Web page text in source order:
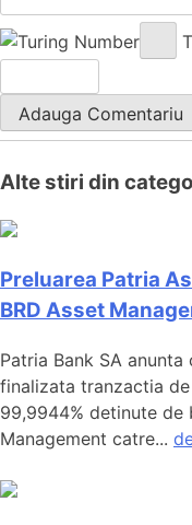
Alte stiri din
Preluarea Patria
BRD Asset
Patria Bank SA
finalizata tranzactia
99,9944% detinute de
Management catre...